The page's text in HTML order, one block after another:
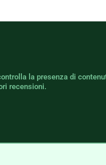
la presenza di
recensioni.